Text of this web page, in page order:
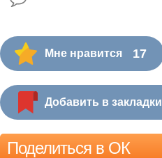
Мне нравится 17
Добавить в закладки
Поделиться в ОК